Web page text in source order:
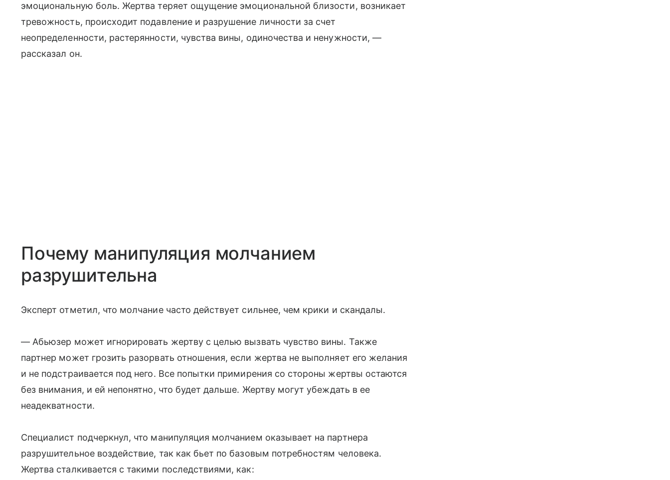
эмоциональную боль. Жертва теряет ощущение эмоциональной близости, возникает
тревожность, происходит подавление и разрушение личности за счет
неопределенности, растерянности, чувства вины, одиночества и ненужности, —
рассказал он.
Почему манипуляция молчанием
разрушительна
Эксперт отметил, что молчание часто действует сильнее, чем крики и скандалы.
— Абьюзер может игнорировать жертву с целью вызвать чувство вины. Также
партнер может грозить разорвать отношения, если жертва не выполняет его желания
и не подстраивается под него. Все попытки примирения со стороны жертвы остаются
без внимания, и ей непонятно, что будет дальше. Жертву могут убеждать в ее
неадекватности.
Специалист подчеркнул, что манипуляция молчанием оказывает на партнера
разрушительное воздействие, так как бьет по базовым потребностям человека.
Жертва сталкивается с такими последствиями, как: